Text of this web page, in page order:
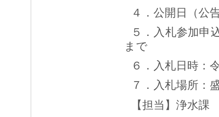
４．公開日（
５．入札参加申
まで
６．入札日時：
７．入札場所：
【担当】浄水